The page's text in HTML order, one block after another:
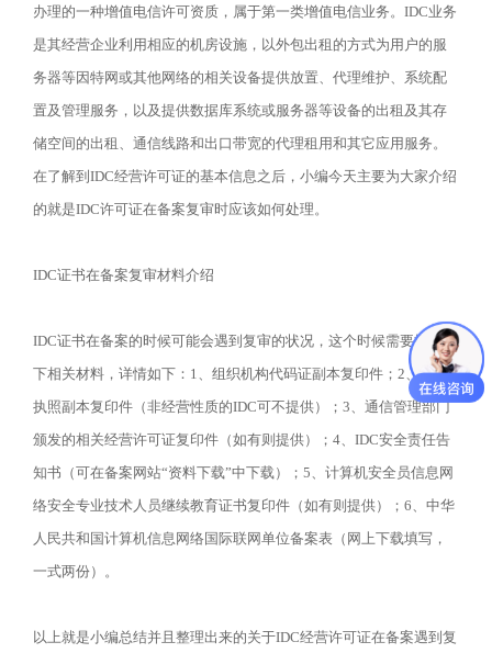
办理的一种增值电信许可资质，属于第一类增值电信业务。IDC业务
是其经营企业利用相应的机房设施，以外包出租的方式为用户的服
务器等因特网或其他网络的相关设备提供放置、代理维护、系统配
置及管理服务，以及提供数据库系统或服务器等设备的出租及其存
储空间的出租、通信线路和出口带宽的代理租用和其它应用服务。
在了解到IDC经营许可证的基本信息之后，小编今天主要为大家介绍
的就是IDC许可证在备案复审时应该如何处理。
IDC证书在备案复审材料介绍
IDC证书在备案的时候可能会遇到复审的状况，这个时候需要提交一
下相关材料，详情如下：1、组织机构代码证副本复印件；2、营业
执照副本复印件（非经营性质的IDC可不提供）；3、通信管理部门
颁发的相关经营许可证复印件（如有则提供）；4、IDC安全责任告
知书（可在备案网站“资料下载”中下载）；5、计算机安全员信息网
络安全专业技术人员继续教育证书复印件（如有则提供）；6、中华
人民共和国计算机信息网络国际联网单位备案表（网上下载填写，
一式两份）。
以上就是小编总结并且整理出来的关于IDC经营许可证在备案遇到复